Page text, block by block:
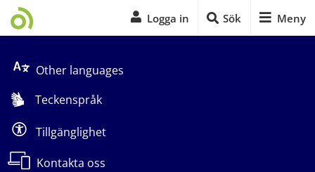
Logga in Sök Meny
Other languages
Teckenspråk
Tillgänglighet
Kontakta oss